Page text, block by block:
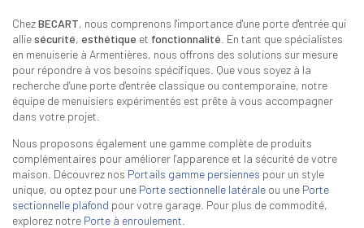
ChezBECART, nous comprenons l'importance d'une porte d'entrée qui
alliesécurité, esthétique et fonctionnalité . En tant que spécialistes
en menuiserie à Armentières, nous offrons des solutions sur mesure
pour répondre à vos besoins spécifiques. Que vous soyez à la
recherche d'une porte d'entrée classique ou contemporaine, notre
équipe de menuisiers expérimentés est prête à vous accompagner
dans votre projet.
Nous proposons également une gamme complète de produits
complémentaires pour améliorer l'apparence et la sécurité de votre
maison. Découvrez nos Portails gamme persiennes pour un style
unique, ou optez pour une Porte sectionnelle latérale ou une Porte
sectionnelle plafond pour votre garage. Pour plus de commodité,
explorez notre Porte à enroulement